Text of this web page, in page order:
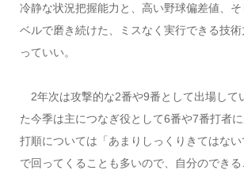
冷静な状況把握能力と、高い野球偏差値、
ベルで磨き続けた、ミスなく実行できる技
っていい。
2年次は攻撃的な2番や9番として出場して
た今季は主につなぎ役として6番や7番打者に
打順については「あまりしっくりきてはな
で回ってくることも多いので、自分のでき